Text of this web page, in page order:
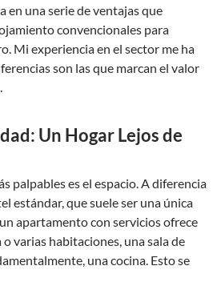
en una serie de ventajas que
convencionales para
Mi experiencia en el sector me ha
son las que marcan el valor
Un Hogar Lejos de
palpables es el espacio. A diferencia
estándar, que suele ser una única
apartamento con servicios ofrece
varias habitaciones, una sala de
una cocina. Esto se